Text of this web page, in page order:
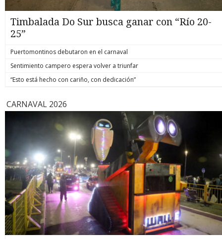
Timbalada Do Sur busca ganar con “Río 20-
25”
Puertomontinos debutaron en el carnaval
Sentimiento campero espera volver a triunfar
“Esto está hecho con cariño, con dedicación”
CARNAVAL 2026